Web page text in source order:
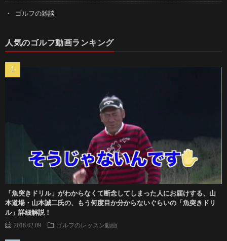
ゴルフの雑談
人気のゴルフ動画ランキング
「魚突きドリル」がわからなくて断念してしまった人にお届けする、山
本道場・山本誠二氏の、もう何度目か分からないぐらいの「魚突きドリ
ル」詳細解説！
2018.02.09 ゴルフのレッスン動画